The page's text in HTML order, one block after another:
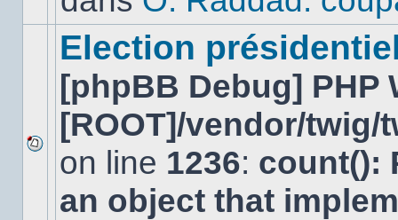
Aucun
nouveau
message
non-
Election
[phpBB Debug] PHP
[ROOT]/vendor/
on line 1236: count():
an object that